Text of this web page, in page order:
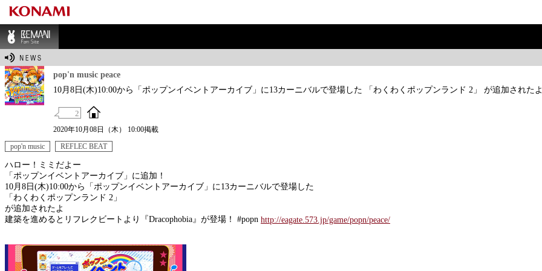
BEMANI Fan Sit
pop'n music peace
10月8日(木)10:00から「ポップンイベントアーカイブ」に13カーニバルで登場した 「わくわくポップンランド 2」 が追加されたよ
2
2020年10月08日（木） 10:00掲載
pop'n music
REFLEC BEAT
ハロー！ミミだよー
「ポップンイベントアーカイブ」に追加！
10月8日(木)10:00から「ポップンイベントアーカイブ」に13カーニバルで登場した
「わくわくポップンランド 2」
が追加されたよ
建築を進めるとリフレクビートより『Dracophobia』が登場！ #popn http://eagate.573.jp/game/popn/peace/